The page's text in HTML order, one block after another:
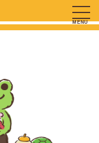
MENU